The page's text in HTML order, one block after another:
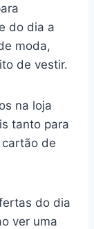
do dia a
moda,
de vestir.
na loja
tanto para
de
do dia
ver uma